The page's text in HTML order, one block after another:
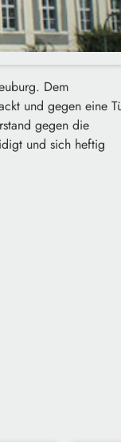
Dem
und gegen eine
gegen die
und sich heftig